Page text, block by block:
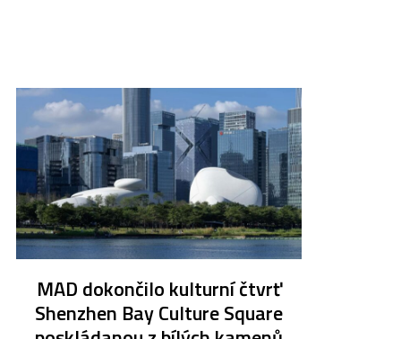
MAD dokončilo kulturní čtvrť
Shenzhen Bay Culture Square